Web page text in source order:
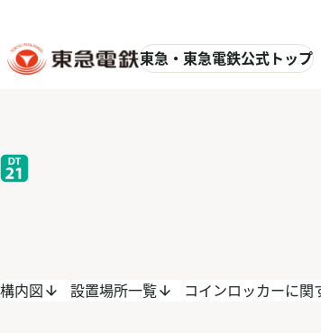
東急・東急電鉄公式トップ
構内図 設置場所一覧 コインロッカーに関